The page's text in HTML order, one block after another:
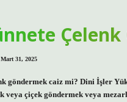
31, 2025
göndermek caiz mi? Dini İşler
veya çiçek göndermek veya